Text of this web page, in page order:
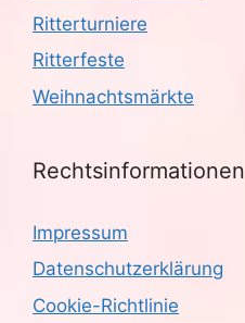
Ritterturniere
Ritterfeste
Weihnachtsmärkte
Rechtsinformationen
Impressum
Datenschutzerklärung
Cookie-Richtlinie